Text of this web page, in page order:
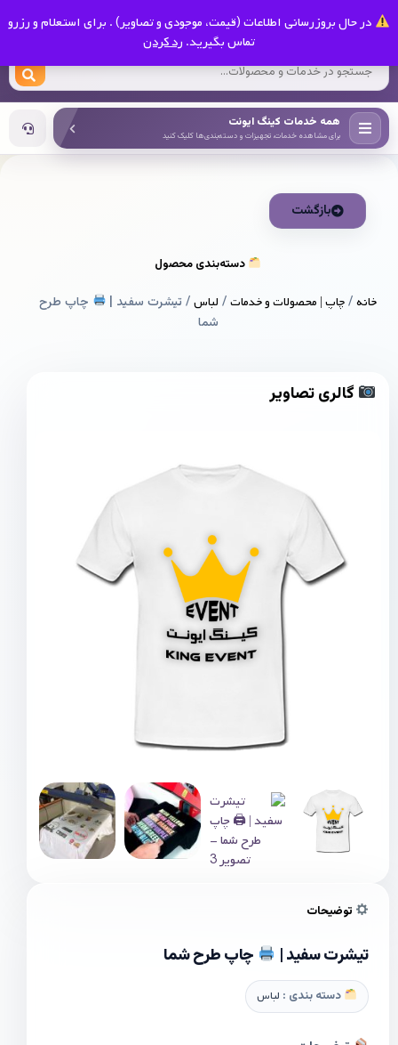
در حال بروزرسانی اطلاعات (قیمت، موجودی و تصاویر) . برای استعلام و رزرو
تماس بگیرید. رد کردن
کینگ ایونت
همه خدمات کینگ ایونت
برای مشاهده خدمات، تجهیزات و دسته‌بندی‌ها کلیک کنید
بازگشت
دسته‌بندی محصول
خانه/چاپ | محصولات و خدمات/ لباس/ تیشرت سفيد |
چاپ طرح
شما
گالری تصاویر
توضیحات
تیشرت سفيد | چاپ طرح شما
دسته بندی : لباس